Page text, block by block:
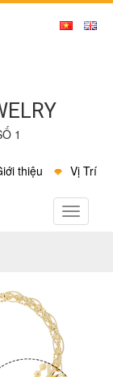
1
thiệu Vị Trí
MENU